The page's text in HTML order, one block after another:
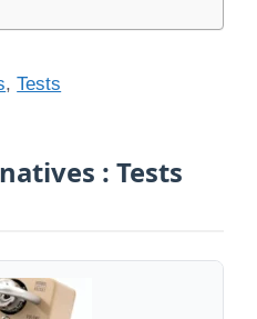
,Tests
: Tests